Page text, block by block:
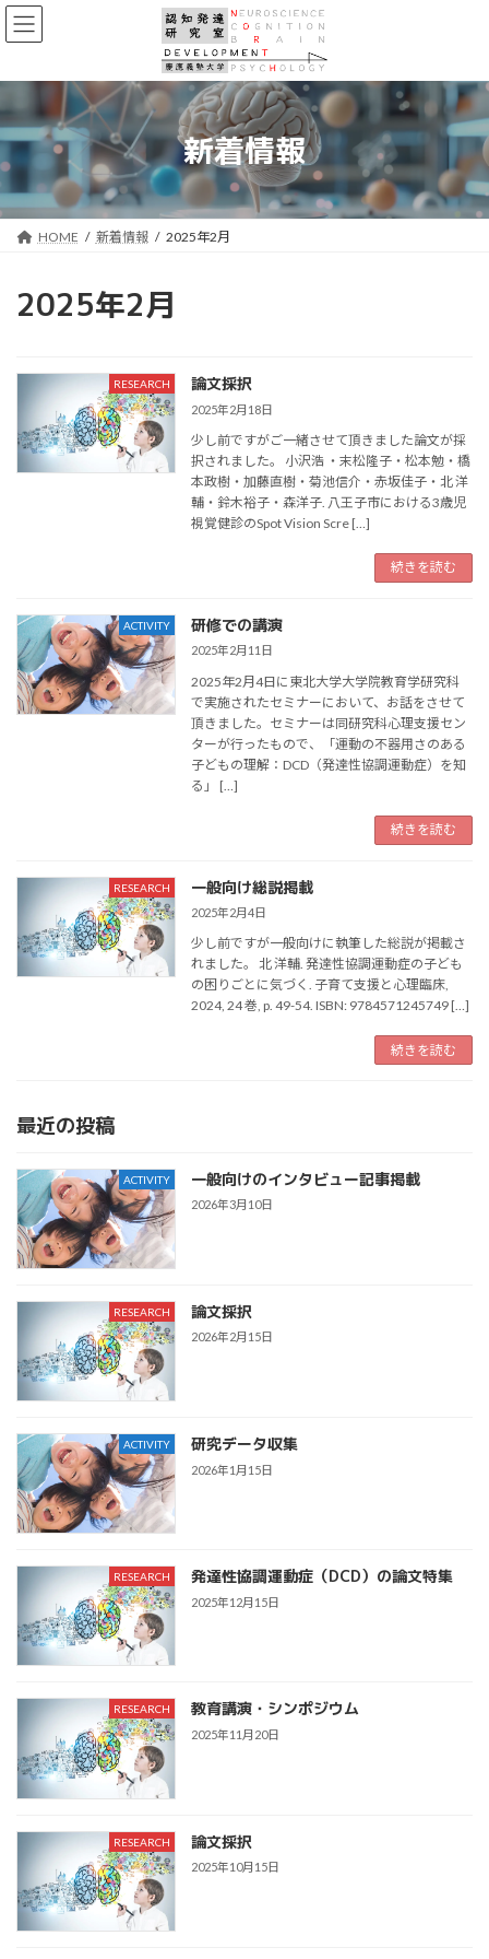
コ
ン
へ
ス
キ
プ
ナ
ビ
ョ
ン
に
動
新着情報
HOME 新着情報 2025年2月
2025年2月
RESEARCH 論文採択
2025年2月18日
少し前ですがご一緒させて頂きました論文が採
択されました。 小沢浩 ・末松隆子・松本勉・橋
本政樹・加藤直樹・菊池信介・赤坂佳子・北 洋
輔・鈴木裕子・森洋子. 八王子市における3歳児
視覚健診のSpot Vision Scre […]
続きを読む
ACTIVITY 研修での講演
2025年2月11日
2025年2月4日に東北大学大学院教育学研究科
で実施されたセミナーにおいて、お話をさせて
頂きました。セミナーは同研究科心理支援セン
ターが行ったもので、「運動の不器用さのある
子どもの理解：DCD（発達性協調運動症）を知
る」 […]
続きを読む
RESEARCH 一般向け総説掲載
2025年2月4日
少し前ですが一般向けに執筆した総説が掲載さ
れました。 北 洋輔. 発達性協調運動症の子ども
の困りごとに気づく. 子育て支援と心理臨床,
2024, 24 巻, p. 49-54. ISBN: 9784571245749 […]
続きを読む
最近の投稿
ACTIVITY 一般向けのインタビュー記事掲載
2026年3月10日
RESEARCH 論文採択
2026年2月15日
ACTIVITY 研究データ収集
2026年1月15日
RESEARCH 発達性協調運動症（DCD）の論文特集
2025年12月15日
RESEARCH 教育講演・シンポジウム
2025年11月20日
RESEARCH 論文採択
2025年10月15日